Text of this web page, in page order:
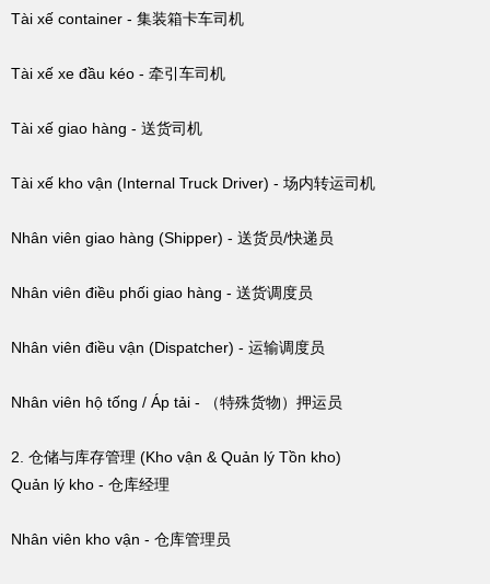
Tài xế container - 集装箱卡车司机
Tài xế xe đầu kéo - 牵引车司机
Tài xế giao hàng - 送货司机
Tài xế kho vận (Internal Truck Driver) - 场内转运司机
Nhân viên giao hàng (Shipper) - 送货员/快递员
Nhân viên điều phối giao hàng - 送货调度员
Nhân viên điều vận (Dispatcher) - 运输调度员
Nhân viên hộ tống / Áp tải - （特殊货物）押运员
2. 仓储与库存管理 (Kho vận & Quản lý Tồn kho)
Quản lý kho - 仓库经理
Nhân viên kho vận - 仓库管理员